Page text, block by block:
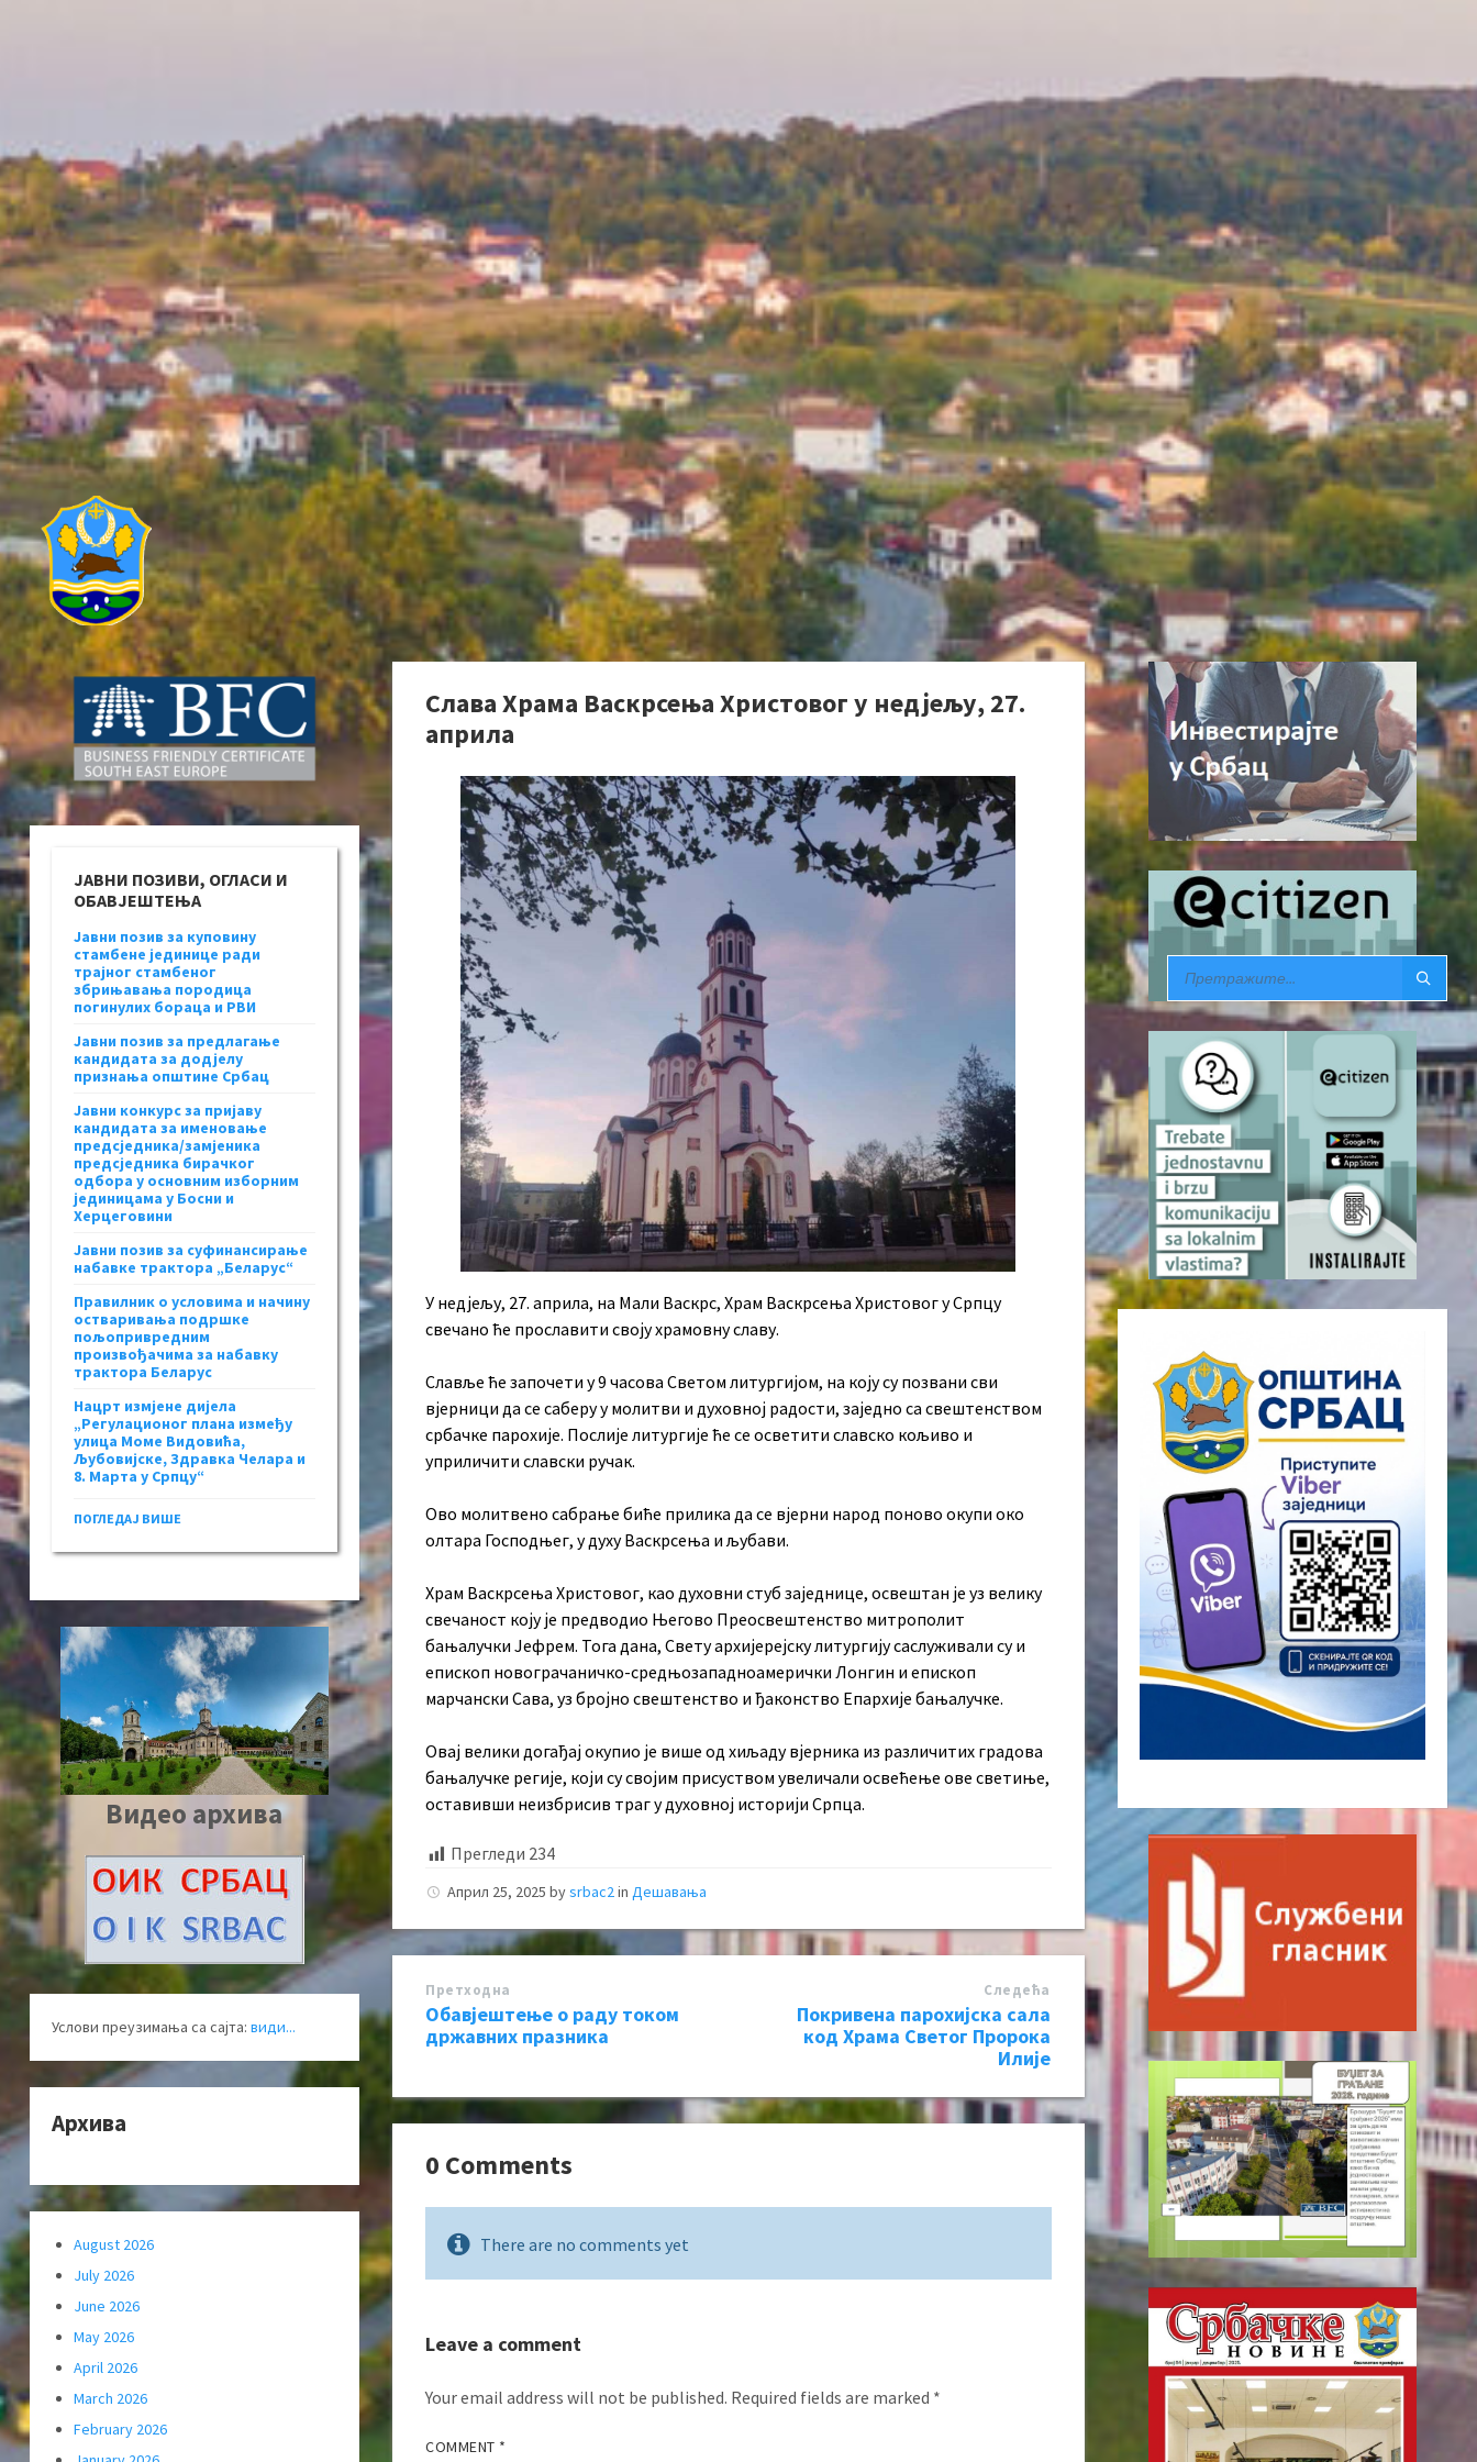
Слава Храма Васкрсења Христовог у недјељу, 27.
априла
У недјељу, 27. априла, на Мали Васкрс, Храм Васкрсења Христовог у Српцу
свечано ће прославити своју храмовну славу.
Славље ће започети у 9 часова Светом литургијом, на коју су позвани сви
вјерници да се саберу у молитви и духовној радости, заједно са свештенством
србачке парохије. Послије литургије ће се осветити славско кољиво и
уприличити славски ручак.
Ово молитвено сабрање биће прилика да се вјерни народ поново окупи око
олтара Господњег, у духу Васкрсења и љубави.
Храм Васкрсења Христовог, као духовни стуб заједнице, освештан је уз велику
свечаност коју је предводио Његово Преосвештенство митрополит
бањалучки Јефрем. Тога дана, Свету архијерејску литургију саслуживали су и
епископ новограчаничко-средњозападноамерички Лонгин и епископ
марчански Сава, уз бројно свештенство и ђаконство Епархије бањалучке.
Овај велики догађај окупио је више од хиљаду вјерника из различитих градова
бањалучке регије, који су својим присуством увеличали освећење ове светиње,
оставивши неизбрисив траг у духовној историји Српца.
Прегледи 234
Април 25, 2025 bysrbac2 in Дешавања
Претходна
Обавјештење о раду током
државних празника
Следећa
Пoкривена парохијска сала
код Храма Светог Пророка
Илије
0 Comments
There are no comments yet
Leave a comment
Your email address will not be published. Required fields are marked *
COMMENT *
ЈАВНИ ПОЗИВИ, ОГЛАСИ И
ОБАВЈЕШТЕЊА
Јавни позив за куповину
стамбене јединице ради
трајног стамбеног
збрињавања породица
погинулих бораца и РВИ
Јавни позив за предлагање
кандидата за додјелу
признања општине Србац
Јавни конкурс за пријаву
кандидата за именовање
предсједника/замјеника
предсједника бирачког
одбора у основним изборним
јединицама у Босни и
Херцеговини
Јавни позив за суфинансирање
набавке трактора „Беларус“
Правилник о условима и начину
остваривања подршке
пољопривредним
произвођачима за набавку
трактора Беларус
Нацрт измјене дијела
„Регулационог плана између
улица Моме Видовића,
Љубовијске, Здравка Челара и
8. Марта у Српцу“
ПОГЛЕДАЈ ВИШЕ
Видео архива
Услови преузимања са сајта: види...
Архива
August 2026
July 2026
June 2026
May 2026
April 2026
March 2026
February 2026